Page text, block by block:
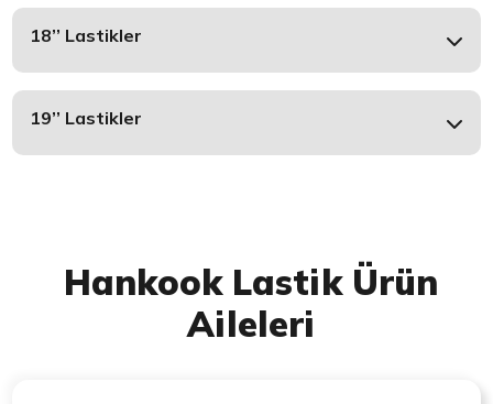
18’’ Lastikler
19’’ Lastikler
Hankook Lastik Ürün
Aileleri